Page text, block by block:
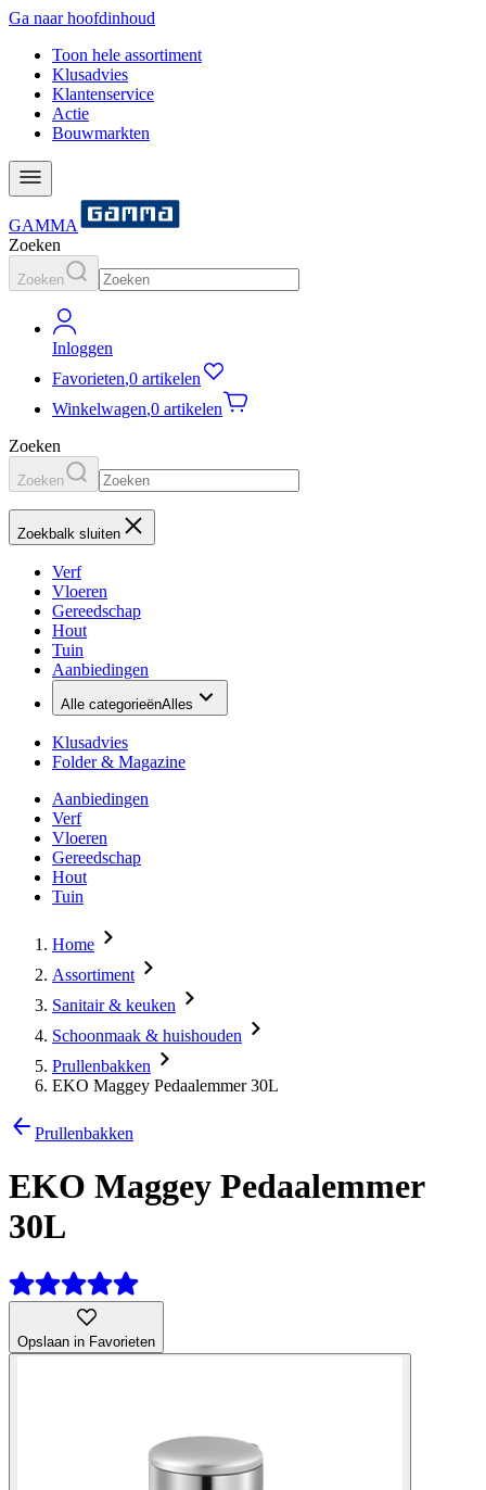
Ga naar hoofdinhoud
Toon hele assortiment
Klusadvies
Klantenservice
Actie
Bouwmarkten
GAMMA
Zoeken
Zoeken
Inloggen
Favorieten,0 artikelen
Winkelwagen,0 artikelen
Zoeken
Zoeken
Zoekbalk sluiten
Verf
Vloeren
Gereedschap
Hout
Tuin
Aanbiedingen
Alle categorieënAlles
Klusadvies
Folder & Magazine
Aanbiedingen
Verf
Vloeren
Gereedschap
Hout
Tuin
Home
Assortiment
Sanitair & keuken
Schoonmaak & huishouden
Prullenbakken
EKO Maggey Pedaalemmer 30L
Prullenbakken
EKO Maggey Pedaalemmer
30L
Opslaan in Favorieten